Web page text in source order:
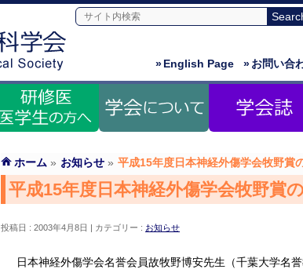
»お問い合
»English Page
ホーム » お知らせ » 平成15年度日本神経外傷学会牧野賞
平成15年度日本神経外傷学会牧野賞
投稿日 : 2003年4月8日 カテゴリー : お知らせ
日本神経外傷学会名誉会員故牧野博安先生（千葉大学名